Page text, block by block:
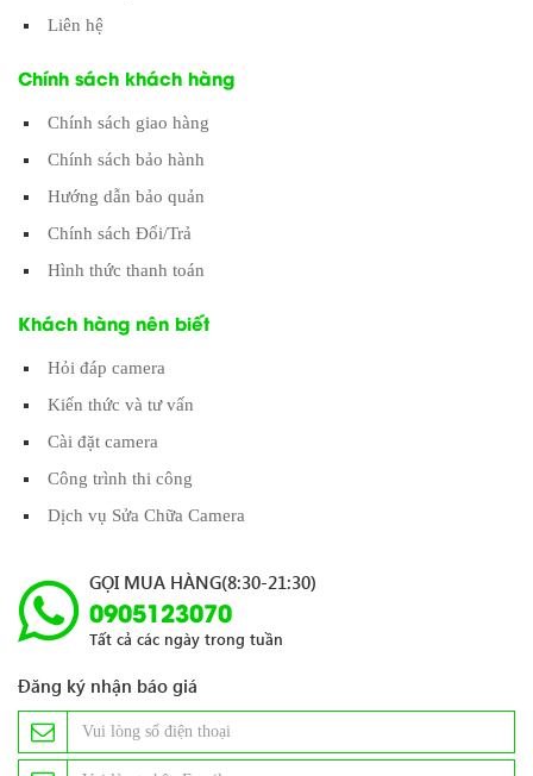
Liên hệ
Chính sách khách hàng
Chính sách giao hàng
Chính sách bảo hành
Hướng dẫn bảo quản
Chính sách Đổi/Trả
Hình thức thanh toán
Khách hàng nên biết
Hỏi đáp camera
Kiến thức và tư vấn
Cài đặt camera
Công trình thi công
Dịch vụ Sửa Chữa Camera
GỌI MUA HÀNG(8:30-21:30)
0905123070
Tất cả các ngày trong tuần
Đăng ký nhận báo giá